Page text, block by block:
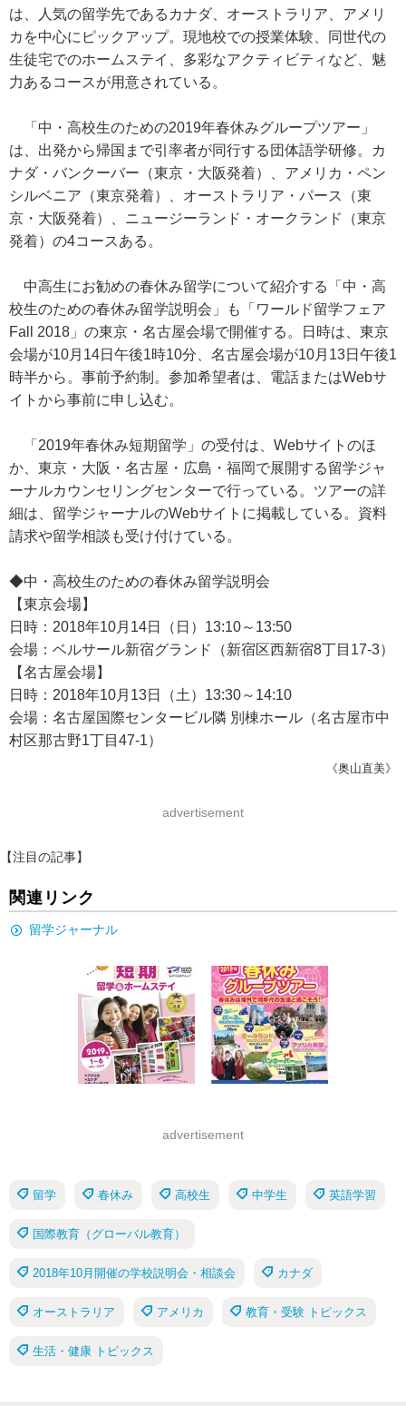
は、人気の留学先であるカナダ、オーストラリア、アメリ
カを中心にピックアップ。現地校での授業体験、同世代の
生徒宅でのホームステイ、多彩なアクティビティなど、魅
力あるコースが用意されている。
「中・高校生のための2019年春休みグループツアー」
は、出発から帰国まで引率者が同行する団体語学研修。カ
ナダ・バンクーバー（東京・大阪発着）、アメリカ・ペン
シルベニア（東京発着）、オーストラリア・パース（東
京・大阪発着）、ニュージーランド・オークランド（東京
発着）の4コースある。
中高生にお勧めの春休み留学について紹介する「中・高
校生のための春休み留学説明会」も「ワールド留学フェア
Fall 2018」の東京・名古屋会場で開催する。日時は、東京
会場が10月14日午後1時10分、名古屋会場が10月13日午後1
時半から。事前予約制。参加希望者は、電話またはWebサ
イトから事前に申し込む。
「2019年春休み短期留学」の受付は、Webサイトのほ
か、東京・大阪・名古屋・広島・福岡で展開する留学ジャ
ーナルカウンセリングセンターで行っている。ツアーの詳
細は、留学ジャーナルのWebサイトに掲載している。資料
請求や留学相談も受け付けている。
◆中・高校生のための春休み留学説明会
【東京会場】
日時：2018年10月14日（日）13:10～13:50
会場：ベルサール新宿グランド（新宿区西新宿8丁目17-3）
【名古屋会場】
日時：2018年10月13日（土）13:30～14:10
会場：名古屋国際センタービル隣 別棟ホール（名古屋市中
村区那古野1丁目47-1）
《奥山直美》
advertisement
【注目の記事】
関連リンク
留学ジャーナル
advertisement
留学 春休み 高校生 中学生 英語学習
国際教育（グローバル教育）
2018年10月開催の学校説明会・相談会 カナダ
オーストラリア アメリカ 教育・受験 トピックス
生活・健康 トピックス